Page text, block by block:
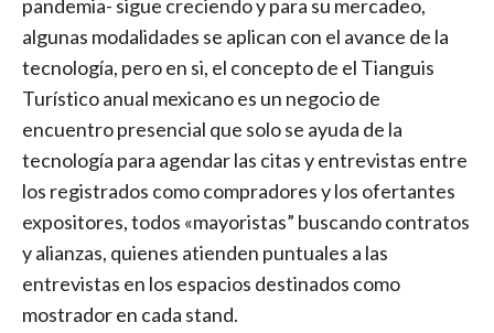
pandemia- sigue creciendo y para su mercadeo,
algunas modalidades se aplican con el avance de la
tecnología, pero en si, el concepto de el Tianguis
Turístico anual mexicano es un negocio de
encuentro presencial que solo se ayuda de la
tecnología para agendar las citas y entrevistas entre
los registrados como compradores y los ofertantes
expositores, todos «mayoristas” buscando contratos
y alianzas, quienes atienden puntuales a las
entrevistas en los espacios destinados como
mostrador en cada stand.